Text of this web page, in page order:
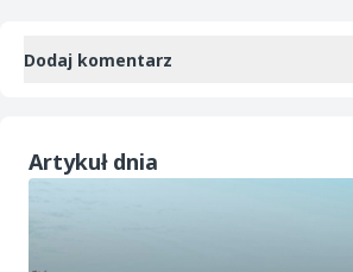
Dodaj komentarz
Artykuł dnia